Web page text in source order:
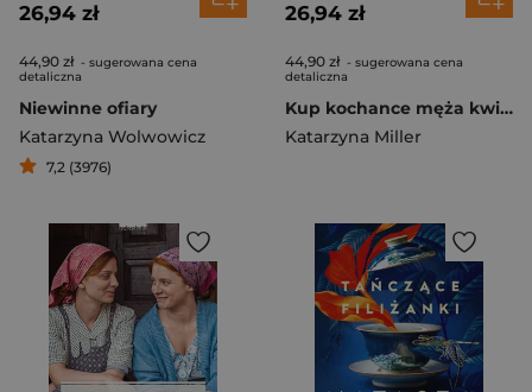
26,94 zł
44,90 zł - sugerowana cena
detaliczna
Niewinne ofiary
Katarzyna Wolwowicz
7,2 (3976)
26,94 zł
44,90 zł - sugerowana cena
detaliczna
Kup kochance męża kwiaty
Katarzyna Miller